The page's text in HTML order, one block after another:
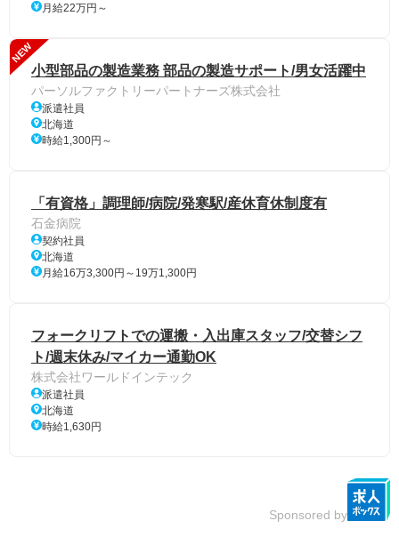
月給22万円～
NEW
小型部品の製造業務 部品の製造サポート/男女活躍中
パーソルファクトリーパートナーズ株式会社
派遣社員
北海道
時給1,300円～
「有資格」調理師/病院/発寒駅/産休育休制度有
石金病院
契約社員
北海道
月給16万3,300円～19万1,300円
フォークリフトでの運搬・入出庫スタッフ/交替シフ
ト/週末休み/マイカー通勤OK
株式会社ワールドインテック
派遣社員
北海道
時給1,630円
Sponsored by